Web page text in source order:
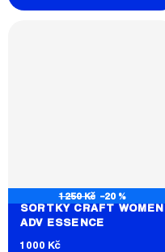
1 250 Kč –20 %
ŠORTKY CRAFT WOMEN
ADV ESSENCE
1 000 Kč